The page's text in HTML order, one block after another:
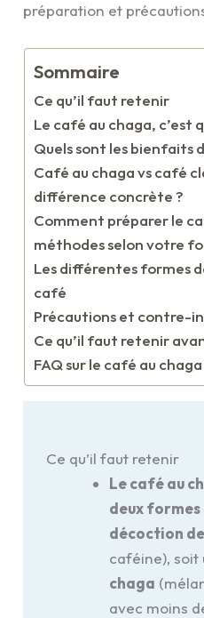
préparation et
Sommaire
Ce qu’il faut retenir
Le café au chaga, c’est
Quels sont les bienfaits
Café au chaga vs café
différence concrète ?
Comment préparer le
méthodes selon votre
Les différentes formes
café
Précautions et contre-
Ce qu’il faut retenir
FAQ sur le café au chaga
Ce qu’il faut retenir
Le café au
deux
décoction
caféine), soit
chaga
avec moins